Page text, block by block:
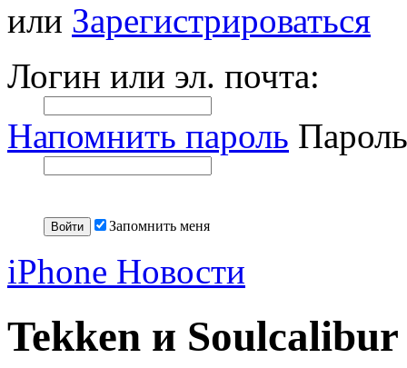
или Зарегистрироваться
Логин или эл. почта:
Напомнить пароль
Запомнить меня
iPhone Новости
Tekken и